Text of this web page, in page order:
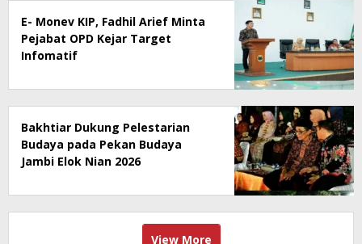
E- Monev KIP, Fadhil Arief Minta
Pejabat OPD Kejar Target
Infomatif
Bakhtiar Dukung Pelestarian
Budaya pada Pekan Budaya
Jambi Elok Nian 2026
View More